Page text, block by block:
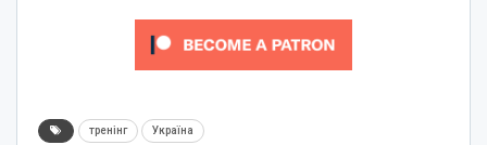
тренінг Україна